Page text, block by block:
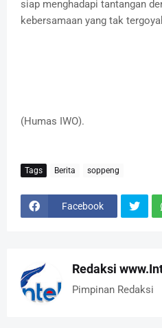
siap menghadapi tantangan
kebersamaan yang tak
(Humas IWO).
Tags Berita soppeng
Facebook
Redaksi
Pimpinan Redaksi